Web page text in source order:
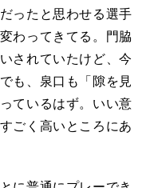
ったと思わせる選手
わってきてる。門脇
されていたけど、今
も、泉口も「隙を見
ているはず。いい意
ごく高いところにあ